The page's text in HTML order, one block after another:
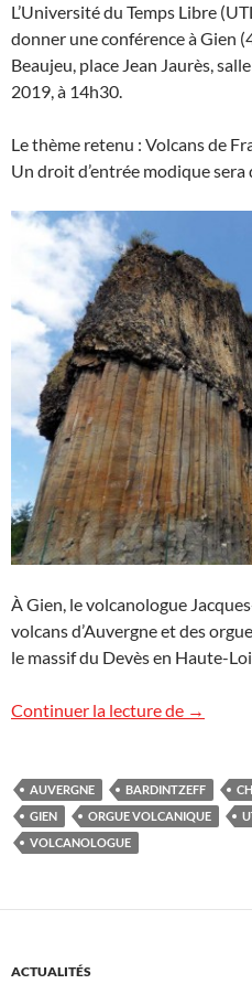
L’Université du Temps Libre
donner une conférence à Gien
Beaujeu, place Jean Jaurès,
2019, à 14h30.
Le thème retenu : Volcans de
Un droit d’entrée modique sera
À Gien, le volcanologue
volcans d’Auvergne et des
le massif du Devès en Haute-
Continuer la lecture de →
AUVERGNE BARDINTZEFF
GIEN
ORGUE VOLCANIQUE
VOLCANOLOGUE
ACTUALITÉS